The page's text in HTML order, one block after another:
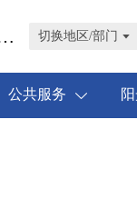
市叶县 切换地区/部门
公共服务